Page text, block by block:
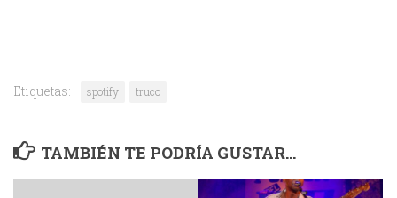
Etiquetas: spotify truco
TAMBIÉN TE PODRÍA GUSTAR...